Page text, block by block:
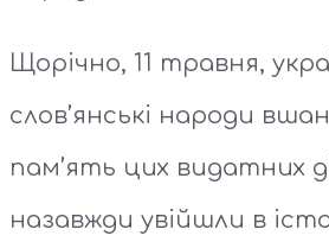
Щорічно, 11 травня,
слов’янські народи
пам’ять цих видатних
назавжди увійшли в